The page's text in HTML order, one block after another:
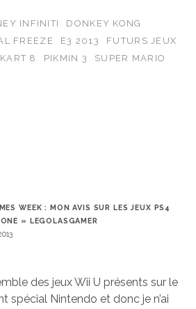
INFINITI
DONKEY KONG
FREEZE
E3 2013
FUTURS JEUX
8 PIKMIN 3
SUPER MARIO
WEEK : MON AVIS SUR LES JEUX PS4
» LEGOLASGAMER
des jeux Wii U présents sur le
spécial Nintendo et donc je n’ai